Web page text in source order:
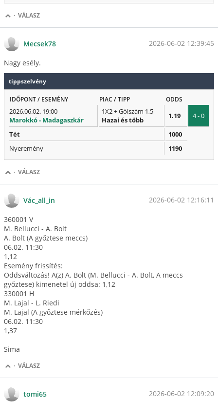
· VÁLASZ
Mecsek78 2026-06-02 12:39:45
Nagy esély.
tippszelvény
IDŐPONT / ESEMÉNY PIAC / TIPP ODDS
2026.06.02. 19:00
Marokkó - Madagaszkár
1X2 + Gólszám 1,5
Hazai és több
1.19 4 - 0
Tét
1000
Nyeremény
1190
· VÁLASZ
Vác_all_in 2026-06-02 12:16:11
360001 V
M. Bellucci - A. Bolt
A. Bolt (A győztese meccs)
06.02. 11:30
1,12
Esemény frissítés:
Oddsváltozás! A(z) A. Bolt (M. Bellucci - A. Bolt, A meccs
győztese) kimenetel új oddsa: 1,12
330001 H
M. Lajal - L. Riedi
M. Lajal (A győztese mérkőzés)
06.02. 11:30
1,37
Sima
· VÁLASZ
tomi65 2026-06-02 12:09:20